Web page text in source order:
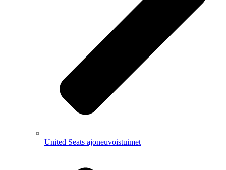
United Seats ajoneuvoistuimet